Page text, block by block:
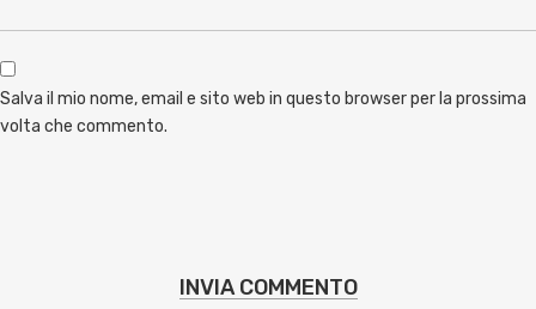
Salva il mio nome, email e sito web in questo browser per la prossima
volta che commento.